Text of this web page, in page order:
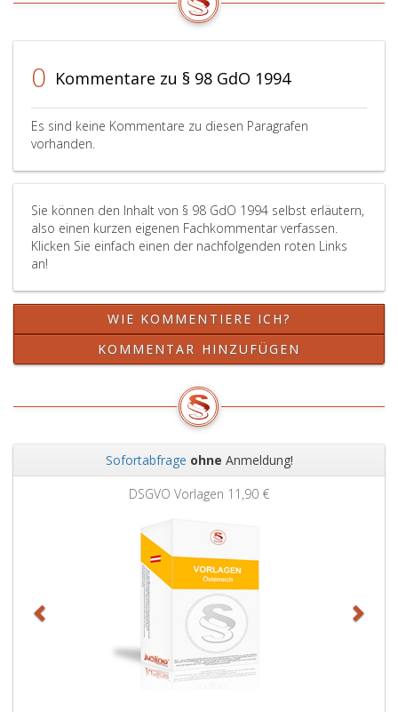
0 Kommentare zu § 98 GdO 1994
Es sind keine Kommentare zu diesen Paragrafen
vorhanden.
Sie können den Inhalt von § 98 GdO 1994 selbst erläutern,
also einen kurzen eigenen Fachkommentar verfassen.
Klicken Sie einfach einen der nachfolgenden roten Links
an!
WIE KOMMENTIERE ICH?
KOMMENTAR HINZUFÜGEN
Sofortabfrage ohne Anmeldung!
DSGVO Vorlagen 11,90 €